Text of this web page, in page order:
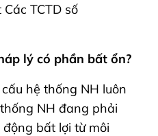
TCTD số
lý có phần bất ổn?
hệ thống NH luôn
NH đang phải
bất lợi từ môi